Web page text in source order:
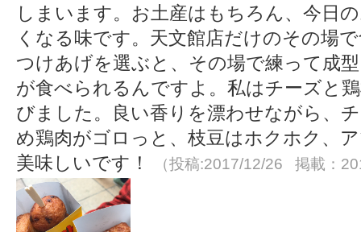
しまいます。お土産はもちろん、今日
くなる味です。天文館店だけのその場
つけあげを選ぶと、その場で練って成
が食べられるんですよ。私はチーズと
びました。良い香りを漂わせながら、
め鶏肉がゴロっと、枝豆はホクホク、
美味しいです！
（投稿:2017/12/26 掲載：